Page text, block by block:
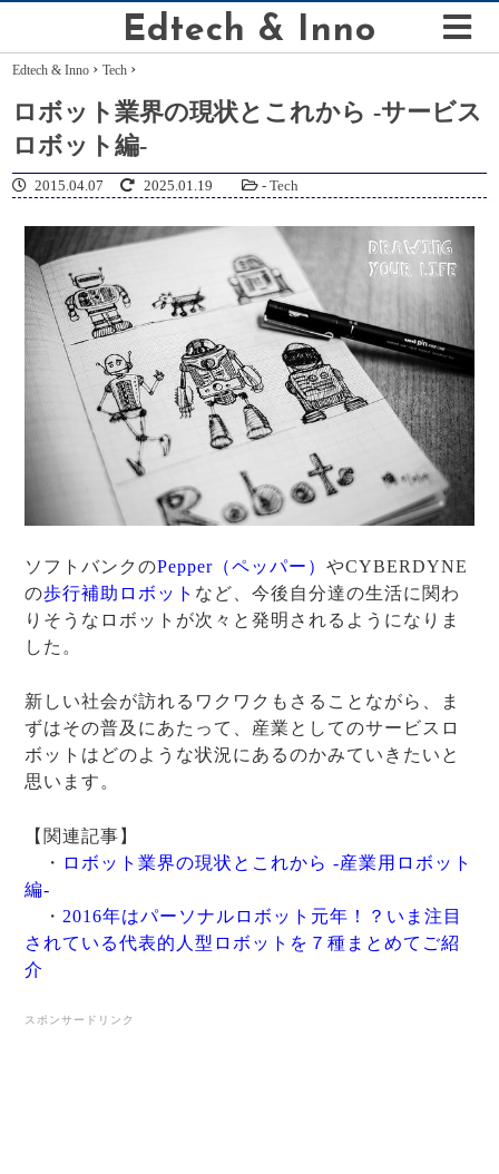
Edtech & Inno
Edtech & Inno ›Tech ›
ロボット業界の現状とこれから -サービス
ロボット編-
2015.04.07 2025.01.19 -Tech
ソフトバンクのPepper（ペッパー） やCYBERDYNE
の歩行補助ロボット など、今後自分達の生活に関わ
りそうなロボットが次々と発明されるようになりま
した。
新しい社会が訪れるワクワクもさることながら、ま
ずはその普及にあたって、産業としてのサービスロ
ボットはどのような状況にあるのかみていきたいと
思います。
【関連記事】
・ ロボット業界の現状とこれから -産業用ロボット
編-
・ 2016年はパーソナルロボット元年！？いま注目
されている代表的人型ロボットを７種まとめてご紹
介
スポンサードリンク